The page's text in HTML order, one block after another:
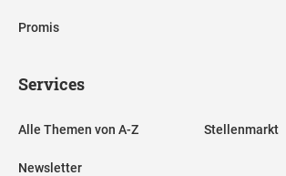
Promis
Services
Alle Themen von A-Z
Newsletter
Stellenmarkt